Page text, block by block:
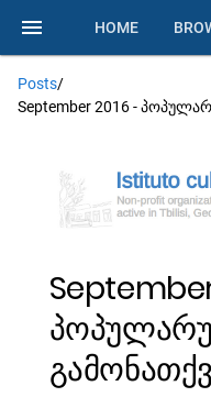
menu cultura
HOME
Posts/
September 2016 -